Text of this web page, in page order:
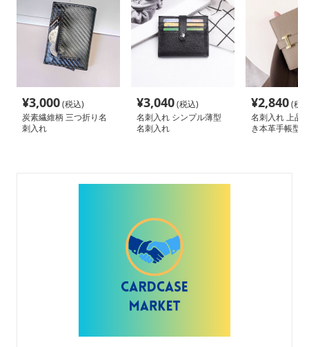
¥3,000(税込)
炭素繊維柄 三つ折り名
刺入れ
¥3,040(税込)
名刺入れ シンプル薄型
名刺入れ
¥2,840(税
名刺入れ 上品
き本革手帳型